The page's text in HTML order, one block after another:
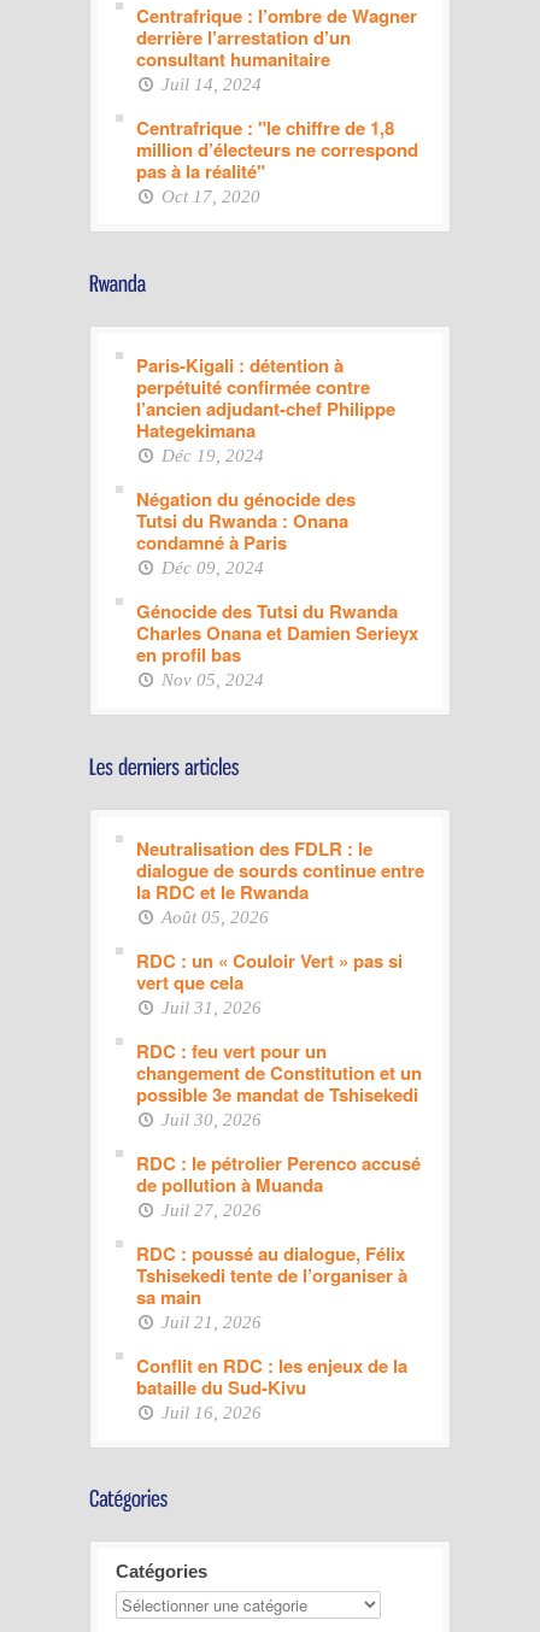
Centrafrique : l’ombre de Wagner
derrière l’arrestation d’un
consultant humanitaire
Juil 14, 2024
Centrafrique : "le chiffre de 1,8
million d’électeurs ne correspond
pas à la réalité"
Oct 17, 2020
Paris-Kigali : détention à
perpétuité confirmée contre
l’ancien adjudant-chef Philippe
Hategekimana
Déc 19, 2024
Négation du génocide des
Tutsi du Rwanda : Onana
condamné à Paris
Déc 09, 2024
Génocide des Tutsi du Rwanda
Charles Onana et Damien Serieyx
en profil bas
Nov 05, 2024
Neutralisation des FDLR : le
dialogue de sourds continue entre
la RDC et le Rwanda
Août 05, 2026
RDC : un « Couloir Vert » pas si
vert que cela
Juil 31, 2026
RDC : feu vert pour un
changement de Constitution et un
possible 3e mandat de Tshisekedi
Juil 30, 2026
RDC : le pétrolier Perenco accusé
de pollution à Muanda
Juil 27, 2026
RDC : poussé au dialogue, Félix
Tshisekedi tente de l’organiser à
sa main
Juil 21, 2026
Conflit en RDC : les enjeux de la
bataille du Sud-Kivu
Juil 16, 2026
Catégories